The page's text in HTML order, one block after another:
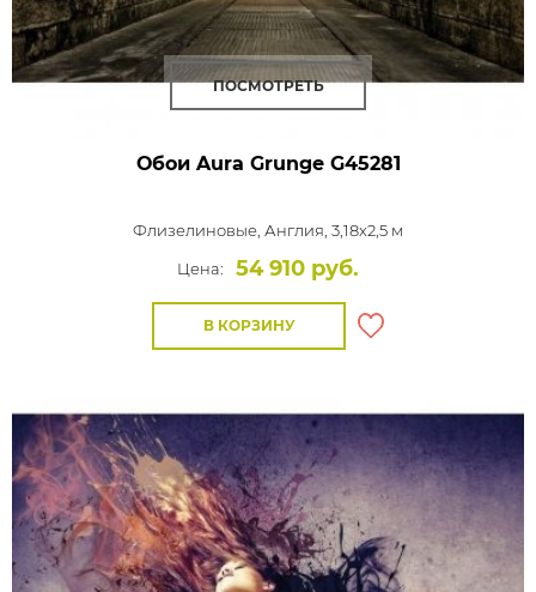
ПОСМОТРЕТЬ
Обои Aura GrungeG45281
Флизелиновые, Англия, 3,18x2,5 м
Цена:
54 910 руб.
В КОРЗИНУ